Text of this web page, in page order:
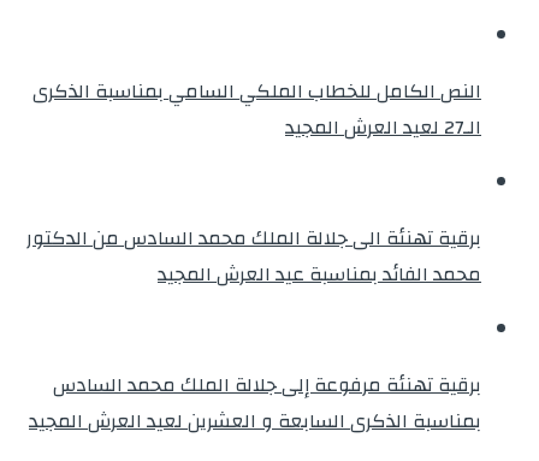
النص الكامل للخطاب الملكي السامي بمناسبة الذكرى
الـ27 لعيد العرش المجيد
برقية تهنئة الى جلالة الملك محمد السادس من الدكتور
محمد الفائد بمناسبة عيد العرش المجيد
برقية تهنئة مرفوعة إلى جلالة الملك محمد السادس
بمناسبة الذكرى السابعة و العشرين لعيد العرش المجيد